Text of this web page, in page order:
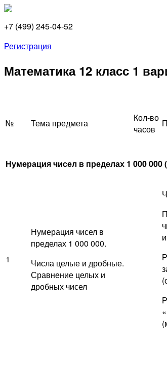
+7 (499) 245-04-52
Регистрация
Математика 12 класс 1
№ Тема предмета
Кол-во
часов
Нумерация чисел в пределах 1 000 000
1
Нумерация чисел в
пределах 1 000 000.
Числа целые и дробные.
Сравнение целых и
дробных чисел